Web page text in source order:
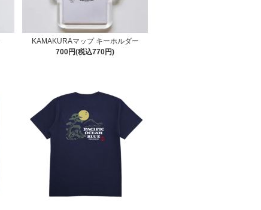
KAMAKURAマップ キーホルダー
700円(税込770円)